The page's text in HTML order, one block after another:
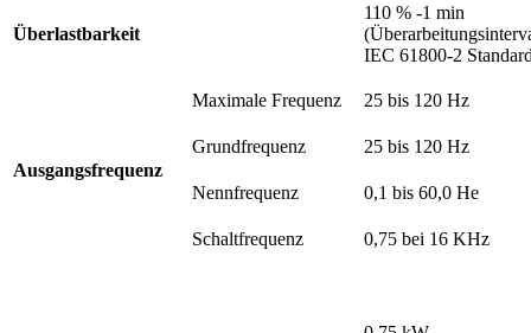
Überlastbarkeit
110 % -1 min
IEC 61800-2
Ausgangsfrequenz
Maximale Frequenz 25 bis 120 Hz
Grundfrequenz 25 bis 120 Hz
Nennfrequenz 0,1 bis 60,0 He
Schaltfrequenz 0,75 bei 16 KHz